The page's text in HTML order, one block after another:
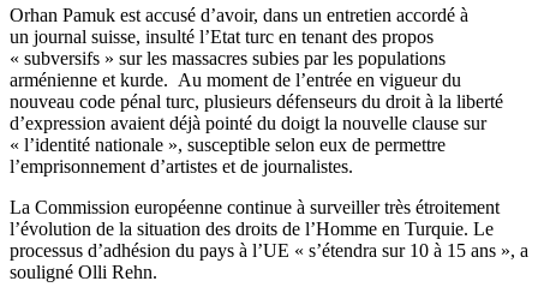
Orhan Pamuk est accusé d’avoir, dans un entretien accordé à
un journal suisse, insulté l’Etat turc en tenant des propos
« subversifs » sur les massacres subies par les populations
arménienne et kurde. Au moment de l’entrée en vigueur du
nouveau code pénal turc, plusieurs défenseurs du droit à la liberté
d’expression avaient déjà pointé du doigt la nouvelle clause sur
« l’identité nationale », susceptible selon eux de permettre
l’emprisonnement d’artistes et de journalistes.
La Commission européenne continue à surveiller très étroitement
l’évolution de la situation des droits de l’Homme en Turquie. Le
processus d’adhésion du pays à l’UE « s’étendra sur 10 à 15 ans », a
souligné Olli Rehn.